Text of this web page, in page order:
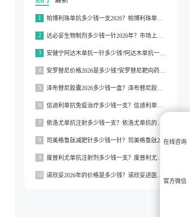
1 帕博利珠单抗多少钱一支2026？帕博利珠单抗纳入医保了吗2026？
2 达必妥生物制剂多少钱一针2026年？市场上达必妥的价格为3160元/支左右
3 安健宁阿达木单抗一针多少钱?阿达木单抗一针价格在3000元左右
4 安罗替尼价格2026是多少钱?安罗替尼靶向药价格一般在2000元左右
5 泽布替尼胶囊2026多少钱一盒？泽布替尼胶囊的价格为5000元左右一盒
6 信迪利单抗免疫治疗多少钱一支？信迪利单抗免疫治疗的价格约为2843元一支
7 依洛尤单抗注射多少钱一支？依洛尤单抗的价格一般在500元到1000元之间一支
8 司美格鲁肽减肥针多少钱一针？司美格鲁肽2026价格
9 度普利尤单抗注射剂多少钱一支？度普利尤单抗一支价格约为3160元
10 诺欣妥2026年的价格是多少钱？诺欣妥进医保了吗？
在线咨询
官方微信